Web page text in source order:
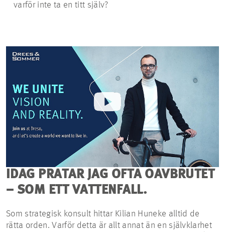
varför inte ta en titt själv?
IDAG PRATAR JAG OFTA OAVBRUTET
– SOM ETT VATTENFALL.
Som strategisk konsult hittar Kilian Huneke alltid de
rätta orden. Varför detta är allt annat än en självklarhet